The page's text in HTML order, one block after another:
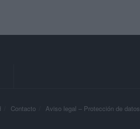
Contacto Aviso legal – Protección de datos